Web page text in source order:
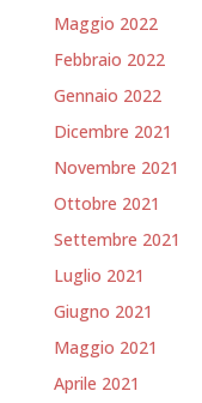
Maggio 2022
Febbraio 2022
Gennaio 2022
Dicembre 2021
Novembre 2021
Ottobre 2021
Settembre 2021
Luglio 2021
Giugno 2021
Maggio 2021
Aprile 2021